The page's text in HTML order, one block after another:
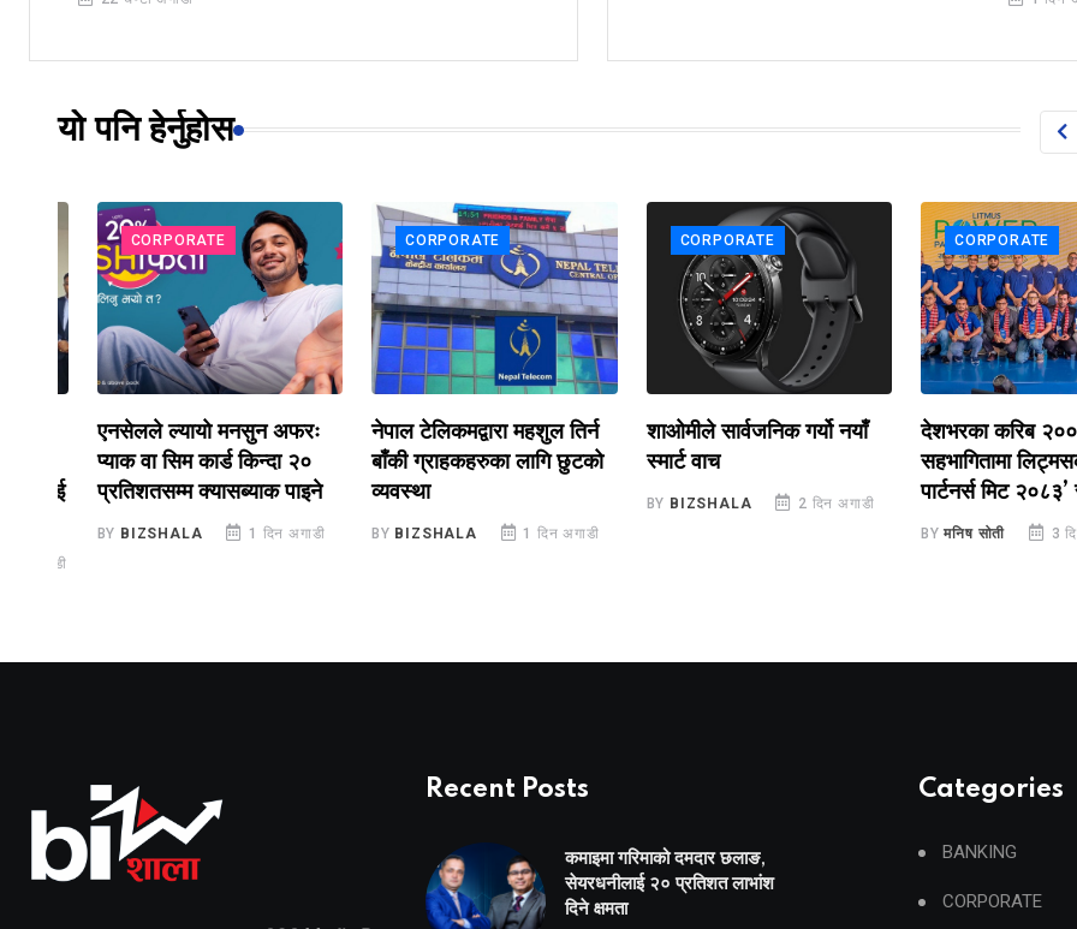
यो पनि हेर्नुहोस
CORPORATE
एनसेलले ल्यायो मनसुन अफरः
प्याक वा सिम कार्ड किन्दा २०
प्रतिशतसम्म क्यासब्याक पाइने
BIZSHALA 1 दिन अगाडी
CORPORATE
नेपाल टेलिकमद्वारा महशुल तिर्न
बाँकी ग्राहकहरुका लागि छुटको
व्यवस्था
BIZSHALA 1 दिन अगाडी
CORPORATE
शाओमीले सार्वजनिक गर्यो नयाँ
स्मार्ट वाच
BIZSHALA 2 दिन अगाडी
CORPORATE
देशभरका करिब २००
सहभागितामा लिट्मसको
पार्टनर्स मिट २०८३’
मनिष सोती 3 दिन
Recent Posts
कमाइमा गरिमाको दमदार छलाङ,
सेयरधनीलाई २० प्रतिशत लाभांश
दिने क्षमता
Categories
BANKING
CORPORATE